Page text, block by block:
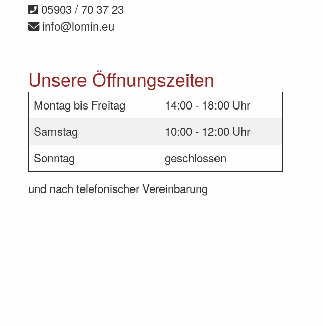
05903 / 70 37 23
info@lomin.eu
Unsere Öffnungszeiten
Montag bis Freitag
14:00 - 18:00 Uhr
Samstag
10:00 - 12:00 Uhr
Sonntag
geschlossen
und nach telefonischer Vereinbarung